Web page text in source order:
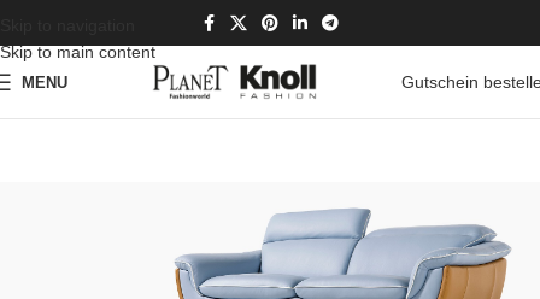
Skip to main content
MENU Gutschein